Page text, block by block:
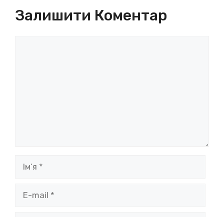
Залишити Коментар
mail